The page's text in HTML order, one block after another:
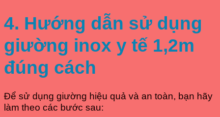
4. Hướng dẫn sử dụng
giường inox y tế 1,2m
đúng cách
Để sử dụng giường hiệu quả và an toàn, bạn hãy
làm theo các bước sau: